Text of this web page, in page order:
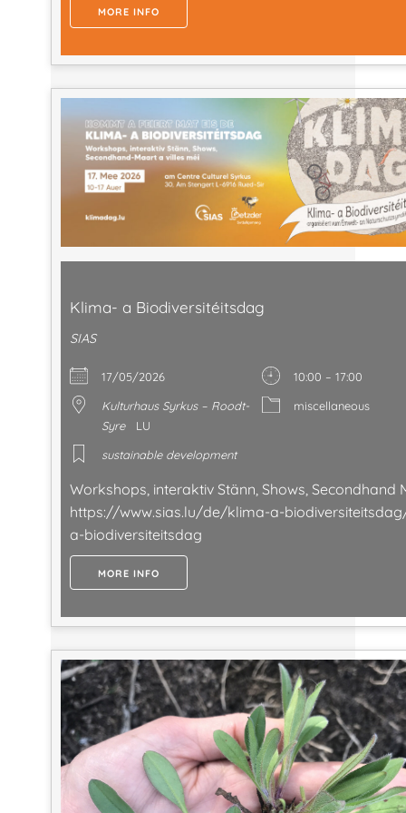
MORE INFO
Klima- a Biodiversitéitsdag
SIAS
17/05/2026
10:00 – 17:00
Kulturhaus Syrkus – Roodt-
Syre
LU
miscellaneous
sustainable development
Workshops, interaktiv Stänn, Shows, Secondhand
https://www.sias.lu/de/klima-a-
a-biodiversiteitsdag
MORE INFO